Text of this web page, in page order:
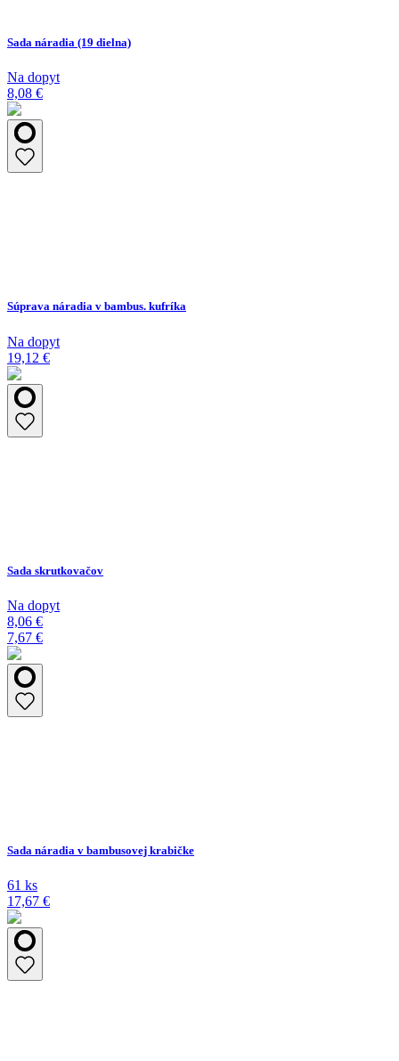
Sada náradia (19 dielna)
Na dopyt
8,08 €
Súprava náradia v bambus. kufríka
Na dopyt
19,12 €
Sada skrutkovačov
Na dopyt
8,06 €
7,67 €
Sada náradia v bambusovej krabičke
61 ks
17,67 €